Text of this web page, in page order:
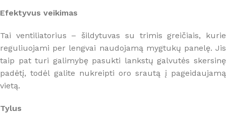
Efektyvus veikimas
Tai ventiliatorius – šildytuvas su trimis greičiais, kurie
reguliuojami per lengvai naudojamą mygtukų panelę. Jis
taip pat turi galimybę pasukti lankstų galvutės skersinę
padėtį, todėl galite nukreipti oro srautą į pageidaujamą
vietą.
Tylus